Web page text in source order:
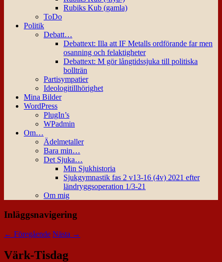
Rubiks Kub (gamla)
ToDo
Politik
Debatt…
Debattext: Illa att IF Metalls ordförande far men
osanning och felaktigheter
Debattext: M gör långtidssjuka till politiska
bollträn
Partisympatier
Ideologitillhörighet
Mina Bilder
WordPress
PlugIn’s
WPadmin
Om…
Ädelmetaller
Bara min…
Det Sjuka…
Min Sjukhistoria
Sjukgymnastik fas 2 v13-16 (4v) 2021 efter
ländryggsoperation 1/3-21
Om mig
Inläggsnavigering
← Föregående Nästa →
Värk-Tisdag